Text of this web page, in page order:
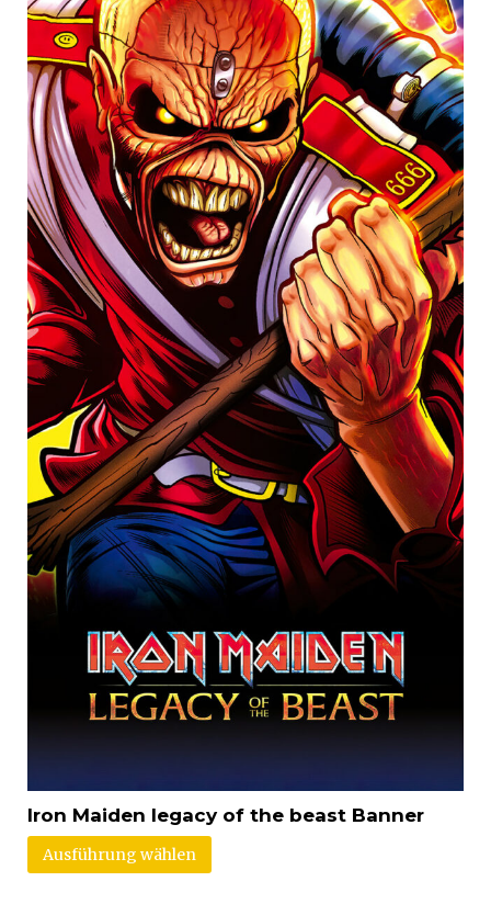
Iron Maiden legacy of the beast Banner
Ausführung wählen